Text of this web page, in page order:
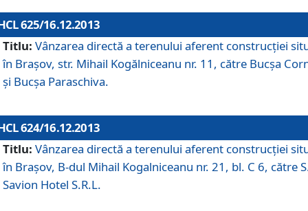
625/16.12.2013
Titlu: Vânzarea directă a terenului aferent construcţiei
în Braşov, str. Mihail Kogălniceanu nr. 11, către Bucşa
şi Bucşa Paraschiva.
624/16.12.2013
Titlu: Vânzarea directă a terenului aferent construcţiei
în Braşov, B-dul Mihail Kogalniceanu nr. 21, bl. C 6, către
Savion Hotel S.R.L.